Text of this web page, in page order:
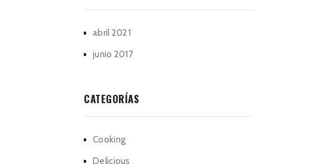
abril 2021
junio 2017
CATEGORÍAS
Cooking
Delicious